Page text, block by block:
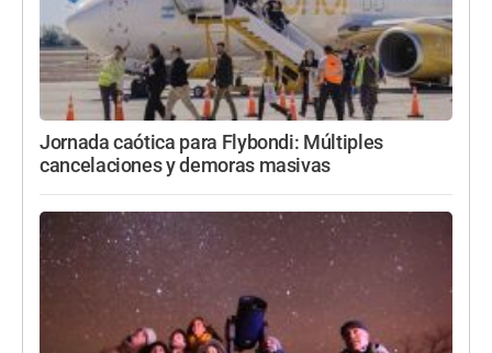
Jornada caótica para Flybondi: Múltiples
cancelaciones y demoras masivas